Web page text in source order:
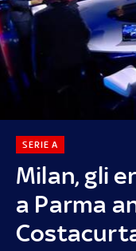
Milan, gli
a Parma
SERIE A